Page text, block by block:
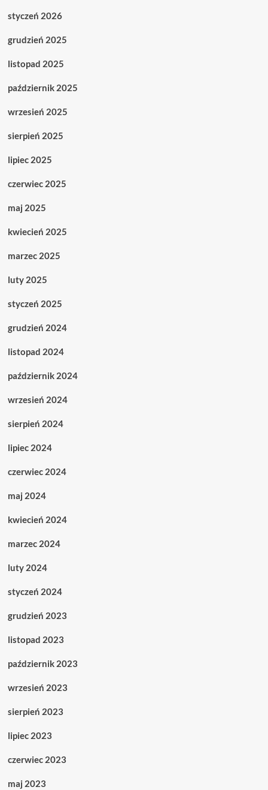
styczeń 2026
grudzień 2025
listopad 2025
październik 2025
wrzesień 2025
sierpień 2025
lipiec 2025
czerwiec 2025
maj 2025
kwiecień 2025
marzec 2025
luty 2025
styczeń 2025
grudzień 2024
listopad 2024
październik 2024
wrzesień 2024
sierpień 2024
lipiec 2024
czerwiec 2024
maj 2024
kwiecień 2024
marzec 2024
luty 2024
styczeń 2024
grudzień 2023
listopad 2023
październik 2023
wrzesień 2023
sierpień 2023
lipiec 2023
czerwiec 2023
maj 2023